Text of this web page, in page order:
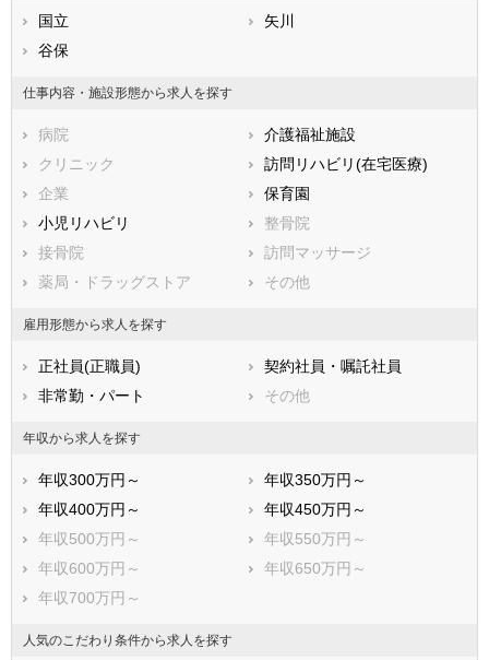
熊本県
鹿児島県
渋谷区
中野区
杉並区
足立区
葛飾区
江戸川区
市部
八王子市
立川市
武蔵野市
三鷹市
青梅市
府中市
昭島市
小平市
日野市
東村山市
国分寺市
国立市
清瀬市
東久留米市
武蔵村山市
多摩市
稲城市
羽村市
あきる野市
西東京市
西多摩郡瑞穂町
西多摩郡檜原村
国立
矢川
谷保
仕事内容・施設形態から求人を探す
病院
介護福祉施設
クリニック
訪問リハビリ(在宅医療)
企業
保育園
小児リハビリ
整骨院
接骨院
訪問マッサージ
薬局・ドラッグストア
その他
雇用形態から求人を探す
正社員(正職員)
契約社員・嘱託社員
非常勤・パート
その他
年収から求人を探す
年収300万円～
年収350万円～
年収400万円～
年収450万円～
年収500万円～
年収550万円～
年収600万円～
年収650万円～
年収700万円～
人気のこだわり条件から求人を探す